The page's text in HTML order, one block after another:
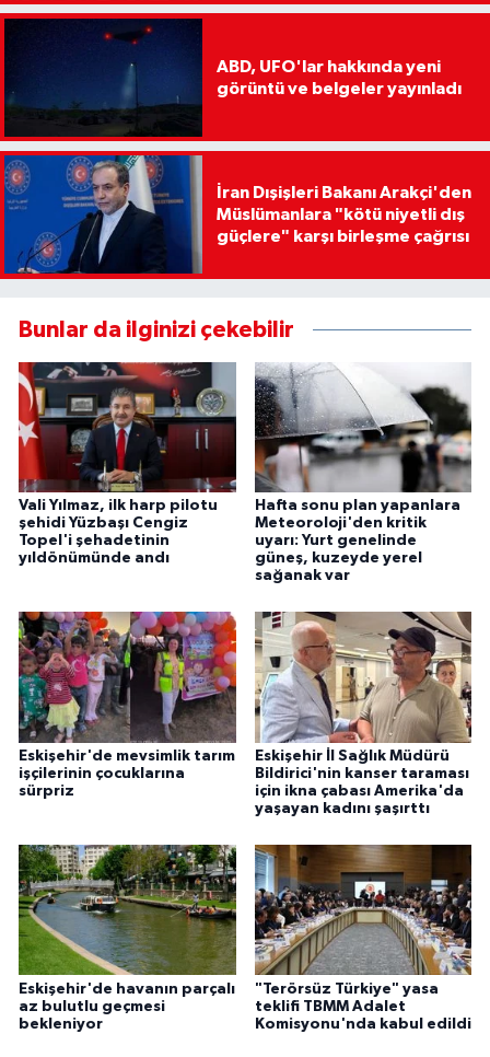
ABD, UFO'lar hakkında yeni
görüntü ve belgeler yayınladı
İran Dışişleri Bakanı Arakçi'den
Müslümanlara "kötü niyetli dış
güçlere" karşı birleşme çağrısı
Bunlar da ilginizi çekebilir
Vali Yılmaz, ilk harp pilotu
şehidi Yüzbaşı Cengiz
Topel'i şehadetinin
yıldönümünde andı
Hafta sonu plan yapanlara
Meteoroloji'den kritik
uyarı: Yurt genelinde
güneş, kuzeyde yerel
sağanak var
Eskişehir'de mevsimlik tarım
işçilerinin çocuklarına
sürpriz
Eskişehir İl Sağlık Müdürü
Bildirici'nin kanser taraması
için ikna çabası Amerika'da
yaşayan kadını şaşırttı
Eskişehir'de havanın parçalı
az bulutlu geçmesi
bekleniyor
"Terörsüz Türkiye" yasa
teklifi TBMM Adalet
Komisyonu'nda kabul edildi